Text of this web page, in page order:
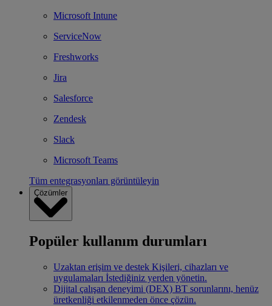
Microsoft Intune
ServiceNow
Freshworks
Jira
Salesforce
Zendesk
Slack
Microsoft Teams
Tüm entegrasyonları görüntüleyin
Çözümler
Popüler kullanım durumları
Uzaktan erişim ve destek Kişileri, cihazları ve
uygulamaları İstediğiniz yerden yönetin.
Dijital çalışan deneyimi (DEX) BT sorunlarını, henüz
üretkenliği etkilenmeden önce çözün.